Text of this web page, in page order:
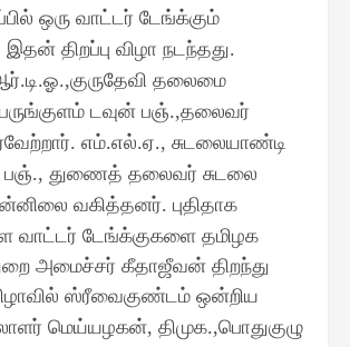
ஒரு வாட்டர் டேங்க்கும்
இதன் திறப்பு விழா நடந்தது.
.டி.ஓ.,குருதேவி தலைமை
டவுன் பஞ்.,தலைவர்
. எம்.எல்.ஏ., சுடலையாண்டி
பஞ்., துணைத் தலைவர் சுடலை
வகித்தனர். புதிதாக
வாட்டர் டேங்க்குகளை தமிழக
அமைச்சர் கீதாஜீவன் திறந்து
ஸ்ரீவைகுண்டம் ஒன்றிய
மெய்யழகன், திமுக.,பொதுகுழு